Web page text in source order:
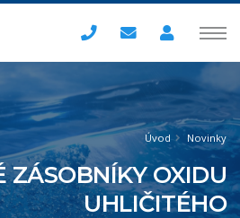
Úvod Novinky
ZÁSOBNÍKY OXIDU
UHLIČITÉHO